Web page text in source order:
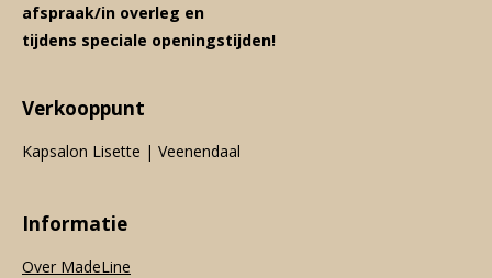
afspraak/in overleg en
tijdens speciale openingstijden!
Verkooppunt
Kapsalon Lisette | Veenendaal
Informatie
Over MadeLine